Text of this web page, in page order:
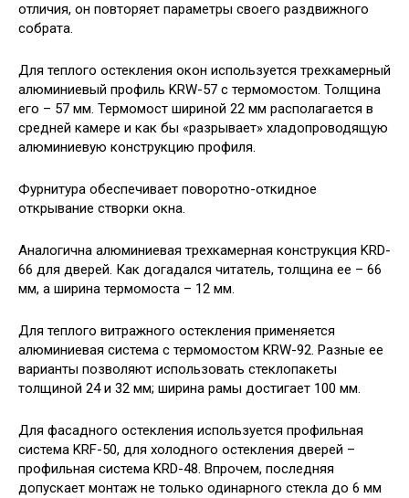
отличия, он повторяет параметры своего раздвижного
собрата.
Для теплого остекления окон используется трехкамерный
алюминиевый профиль KRW-57 с термомостом. Толщина
его – 57 мм. Термомост шириной 22 мм располагается в
средней камере и как бы «разрывает» хладопроводящую
алюминиевую конструкцию профиля.
Фурнитура обеспечивает поворотно-откидное
открывание створки окна.
Аналогична алюминиевая трехкамерная конструкция KRD-
66 для дверей. Как догадался читатель, толщина ее – 66
мм, а ширина термомоста – 12 мм.
Для теплого витражного остекления применяется
алюминиевая система с термомостом KRW-92. Разные ее
варианты позволяют использовать стеклопакеты
толщиной 24 и 32 мм; ширина рамы достигает 100 мм.
Для фасадного остекления используется профильная
система KRF-50, для холодного остекления дверей –
профильная система KRD-48. Впрочем, последняя
допускает монтаж не только одинарного стекла до 6 мм